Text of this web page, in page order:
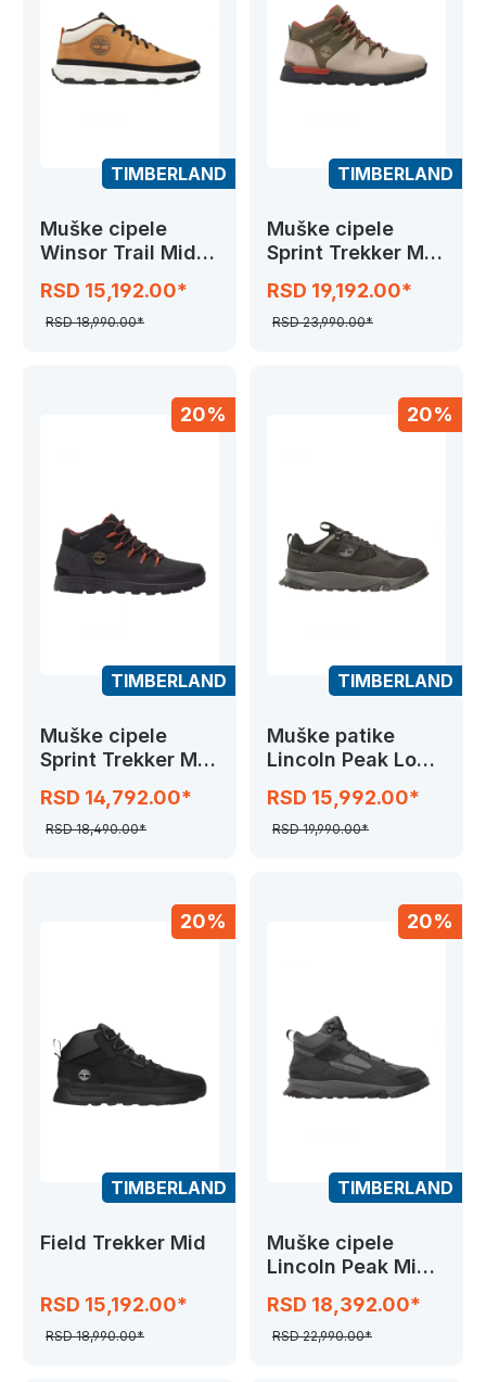
TIMBERLAND
Muške cipele
Winsor Trail Mid
RSD 15,192.00*
RSD 18,990.00*
TIMBERLAND
Muške cipele
Sprint Trekker Mid
RSD 19,192.00*
RSD 23,990.00*
20%
TIMBERLAND
Muške cipele
Sprint Trekker Mid
RSD 14,792.00*
RSD 18,490.00*
20%
TIMBERLAND
Muške patike
Lincoln Peak Low
RSD 15,992.00*
RSD 19,990.00*
20%
TIMBERLAND
Field Trekker Mid
RSD 15,192.00*
RSD 18,990.00*
20%
TIMBERLAND
Muške cipele
Lincoln Peak Mid
RSD 18,392.00*
RSD 22,990.00*